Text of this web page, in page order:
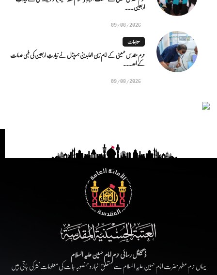
اربعین...
09/08/2026
متابعات
حرم مقدس حسینی کے امام زین العابدینؑ ہسپتال نے زیارتِ اربعین کی طبی خدمات
کے اعد...
09/08/2026
ڈیجیٹل رسائی حرم امام حسین علیہ السلام
یہاں حرم مطہر حضرت امام حسین علیہ السلام سے متعلق اخبار و منصوبہ جات کی معلومات نشر کی جاتی ہیں